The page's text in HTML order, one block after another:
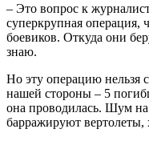
– Это вопрос к
суперкрупная операция,
боевиков. Откуда они
знаю.
Но эту операцию нельзя
нашей стороны – 5
она проводилась. Шум
барражируют вертолеты,